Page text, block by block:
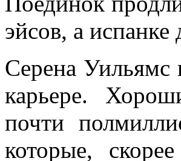
эйсов, а
Серена Уильямс
карьере.
почти
которые,